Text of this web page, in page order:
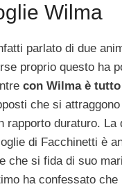
Wilma
parlato di due
proprio questo ha
con Wilma è
che si
rapporto duraturo. La
di Facchinetti è
che si fida di suo
ha confessato che